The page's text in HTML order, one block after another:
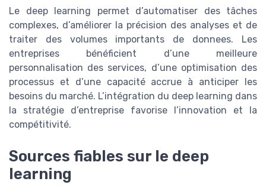
Le deep learning permet d’automatiser des tâches
complexes, d’améliorer la précision des analyses et de
traiter des volumes importants de donnees. Les
entreprises bénéficient d’une meilleure
personnalisation des services, d’une optimisation des
processus et d’une capacité accrue à anticiper les
besoins du marché. L’intégration du deep learning dans
la stratégie d’entreprise favorise l’innovation et la
compétitivité.
Sources fiables sur le deep
learning